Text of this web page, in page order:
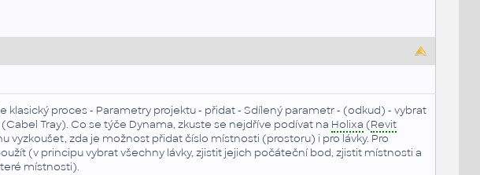
klasický proces - Parametry projektu - přidat - Sdílený parametr - (odkud) - vybrat
Tray). Co se týče Dynama, zkuste se nejdříve podívat na Holixa (Revit
vyzkoušet, zda je možnost přidat číslo místnosti (prostoru) i pro lávky. Pro
(v principu vybrat všechny lávky, zjistit jejich počáteční bod, zjistit místnosti a
místnosti).